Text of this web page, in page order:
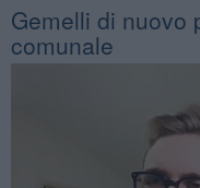
Gemelli di nuovo
comunale